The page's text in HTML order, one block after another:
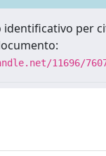
identificativo per
11696/